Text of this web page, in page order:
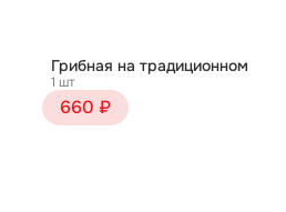
Грибная на традиционном
1 шт
660 ₽